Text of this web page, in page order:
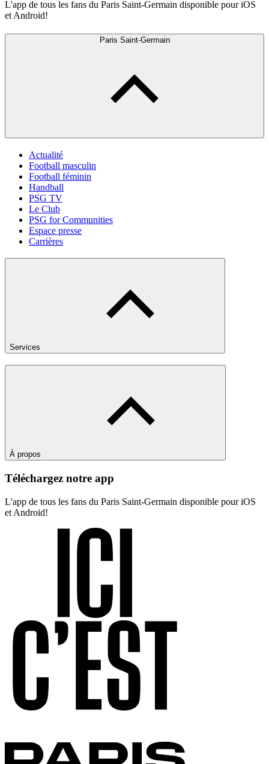
L'app de tous les fans du Paris Saint-Germain disponible pour iOS
et Android!
Paris Saint-Germain
Actualité
Football masculin
Football féminin
Handball
PSG TV
Le Club
PSG for Communities
Espace presse
Carrières
Services
À propos
Téléchargez notre app
L'app de tous les fans du Paris Saint-Germain disponible pour iOS
et Android!